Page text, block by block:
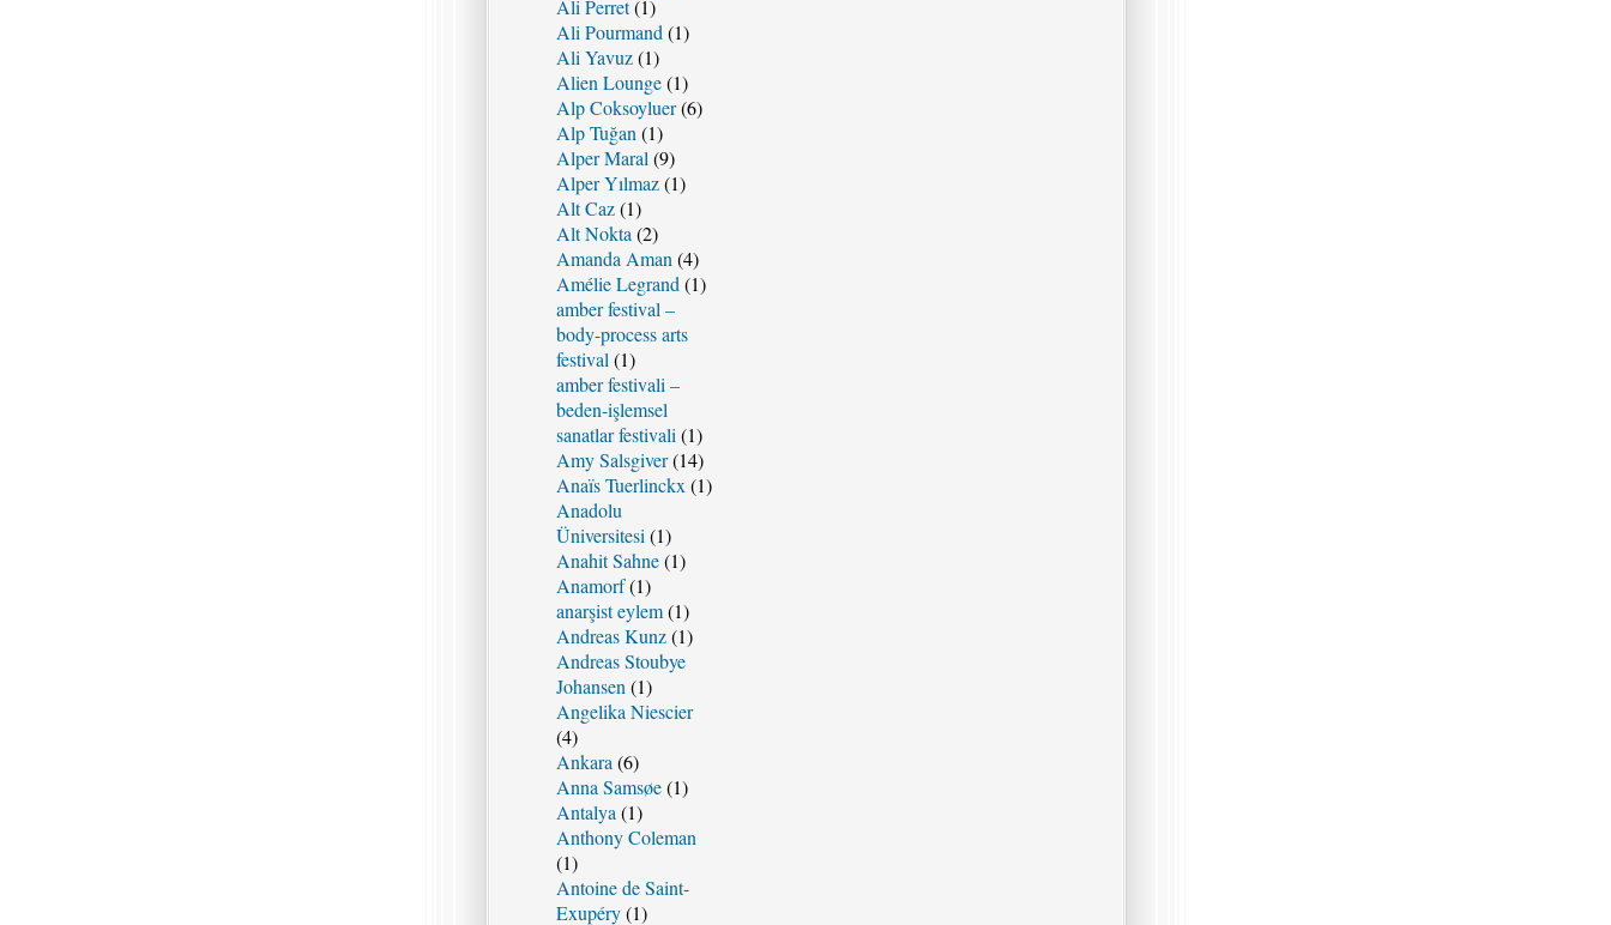
Ali Perret(1)
Ali Pourmand(1)
Ali Yavuz(1)
Alien Lounge(1)
Alp Coksoyluer(6)
Alp Tuğan(1)
Alper Maral(9)
Alper Yılmaz(1)
Alt Caz(1)
Alt Nokta(2)
Amanda Aman(4)
Amélie Legrand(1)
amber festival –
body-process arts
festival(1)
amber festivali –
beden-işlemsel
sanatlar festivali(1)
Amy Salsgiver(14)
Anaïs Tuerlinckx(1)
Anadolu
Üniversitesi(1)
Anahit Sahne(1)
Anamorf(1)
anarşist eylem(1)
Andreas Kunz(1)
Andreas Stoubye
Johansen(1)
Angelika Niescier
(4)
Ankara(6)
Anna Samsøe(1)
Antalya(1)
Anthony Coleman
(1)
Antoine de Saint-
Exupéry(1)